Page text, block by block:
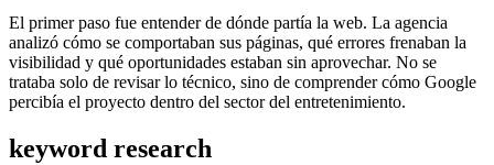
El primer paso fue entender de dónde partía la web. La agencia
analizó cómo se comportaban sus páginas, qué errores frenaban la
visibilidad y qué oportunidades estaban sin aprovechar. No se
trataba solo de revisar lo técnico, sino de comprender cómo Google
percibía el proyecto dentro del sector del entretenimiento.
keyword research